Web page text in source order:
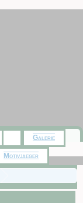
Galerie
Motivjaeger